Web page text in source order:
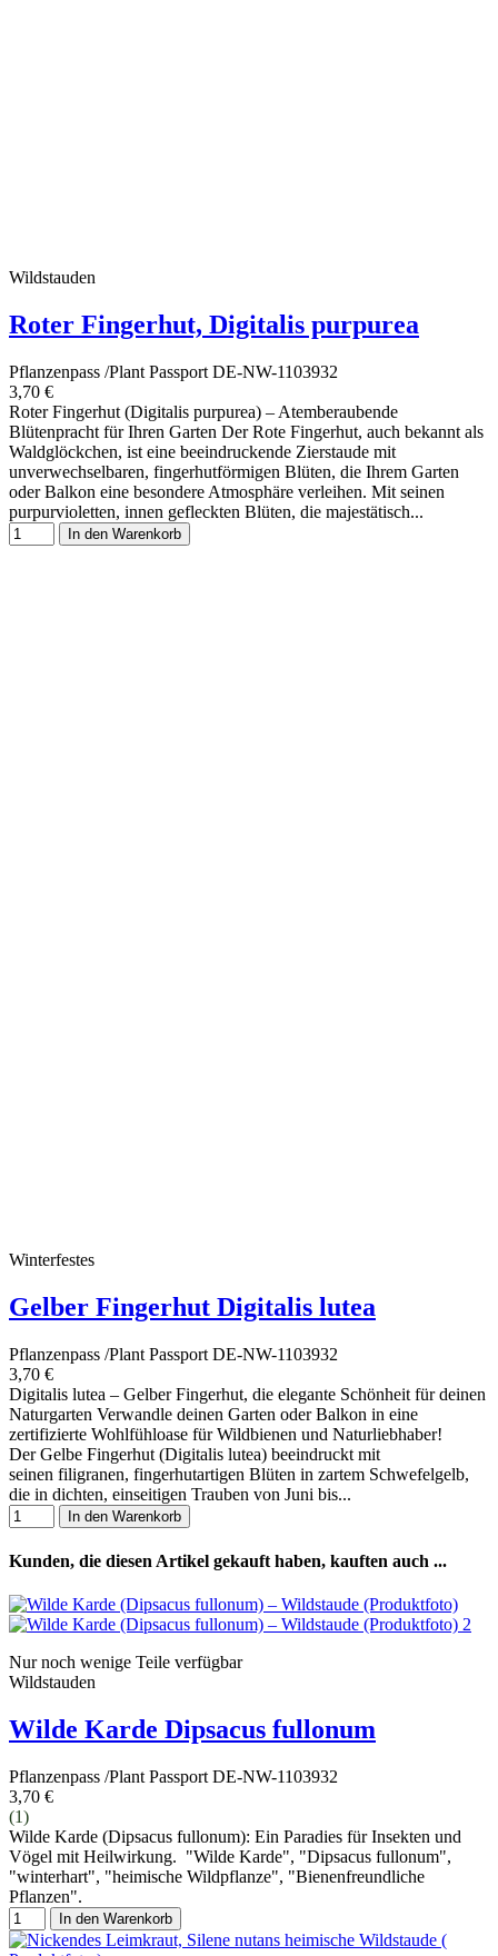
Wildstauden
Roter Fingerhut, Digitalis purpurea
Pflanzenpass /Plant Passport DE-NW-1103932
3,70 €
Roter Fingerhut (Digitalis purpurea) – Atemberaubende
Blütenpracht für Ihren Garten Der Rote Fingerhut, auch bekannt als
Waldglöckchen, ist eine beeindruckende Zierstaude mit
unverwechselbaren, fingerhutförmigen Blüten, die Ihrem Garten
oder Balkon eine besondere Atmosphäre verleihen. Mit seinen
purpurvioletten, innen gefleckten Blüten, die majestätisch...
In den Warenkorb
Winterfestes
Gelber Fingerhut Digitalis lutea
Pflanzenpass /Plant Passport DE-NW-1103932
3,70 €
Digitalis lutea – Gelber Fingerhut, die elegante Schönheit für deinen
Naturgarten Verwandle deinen Garten oder Balkon in eine
zertifizierte Wohlfühloase für Wildbienen und Naturliebhaber!
Der Gelbe Fingerhut (Digitalis lutea) beeindruckt mit
seinen filigranen, fingerhutartigen Blüten in zartem Schwefelgelb,
die in dichten, einseitigen Trauben von Juni bis...
In den Warenkorb
Kunden, die diesen Artikel gekauft haben, kauften auch ...
Nur noch wenige Teile verfügbar
Wildstauden
Wilde Karde Dipsacus fullonum
Pflanzenpass /Plant Passport DE-NW-1103932
3,70 €
(1)
Wilde Karde (Dipsacus fullonum): Ein Paradies für Insekten und
Vögel mit Heilwirkung. "Wilde Karde", "Dipsacus fullonum",
"winterhart", "heimische Wildpflanze", "Bienenfreundliche
Pflanzen".
In den Warenkorb